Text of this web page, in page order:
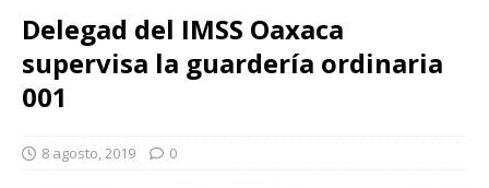
Delegad del IMSS Oaxaca
supervisa la guardería ordinaria
001
8 agosto, 2019 0